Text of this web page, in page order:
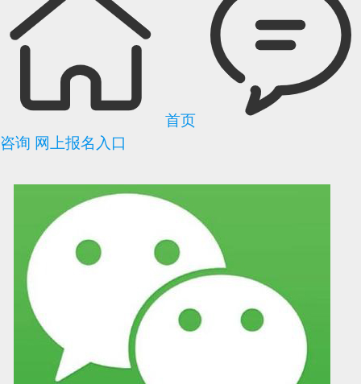
可信网站信用评 网络警察提醒你
首页
咨询 网上报名入口